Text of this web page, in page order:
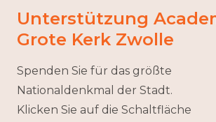
Unterstützung
Grote Kerk Zwolle
Spenden Sie für das größte
Nationaldenkmal der Stadt.
Klicken Sie auf die Schaltfläche